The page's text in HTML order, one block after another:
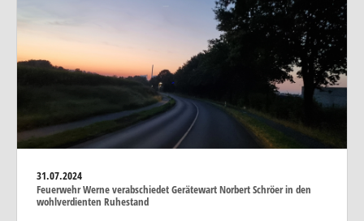
31.07.2024
Feuerwehr Werne verabschiedet Gerätewart Norbert Schröer in den
wohlverdienten Ruhestand